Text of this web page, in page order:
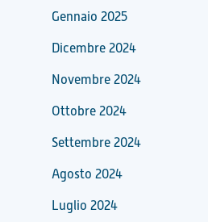
Gennaio 2025
Dicembre 2024
Novembre 2024
Ottobre 2024
Settembre 2024
Agosto 2024
Luglio 2024